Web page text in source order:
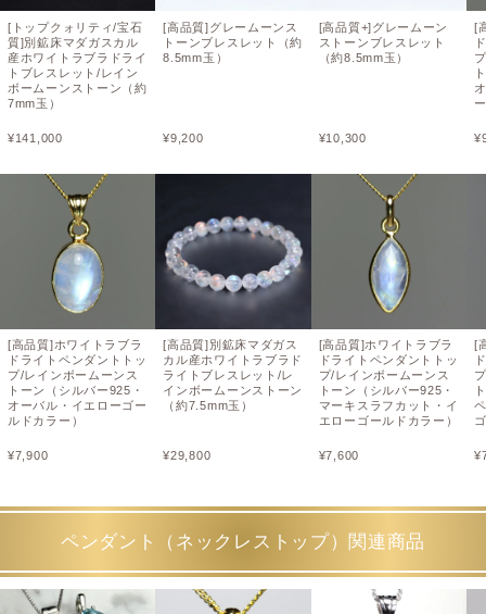
[トップクォリティ/宝石
質]別鉱床マダガスカル
産ホワイトラブラドライ
トブレスレット/レイン
ボームーンストーン（約
7mm玉）
¥141,000
[高品質]ホワイトラブラ
ドライトペンダントトッ
プ/レインボームーンス
トーン（シルバー925・
オーバル・イエローゴー
ルドカラー）
¥7,900
[高品質]グレームーンス
トーンブレスレット（約
8.5mm玉）
¥9,200
[高品質]別鉱床マダガス
カル産ホワイトラブラド
ライトブレスレット/レ
インボームーンストーン
（約7.5mm玉）
¥29,800
[高品質+]グレームーン
ストーンブレスレット
（約8.5mm玉）
¥10,300
[高品質]ホワイトラブラ
ドライトペンダントトッ
プ/レインボームーンス
トーン（シルバー925・
マーキスラフカット・イ
エローゴールドカラー）
¥7,600
[
¥
[
¥
ペンダント（ネックレストップ）関連商品